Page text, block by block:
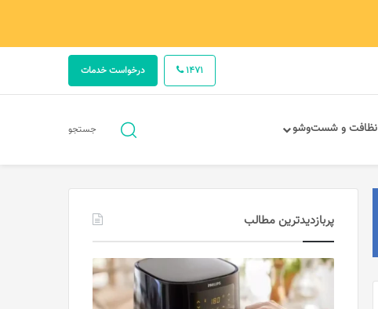
درخواست خدمات 1471
نظافت و شست‌وشو جستجوجستجو
پربازدیدترین مطالب